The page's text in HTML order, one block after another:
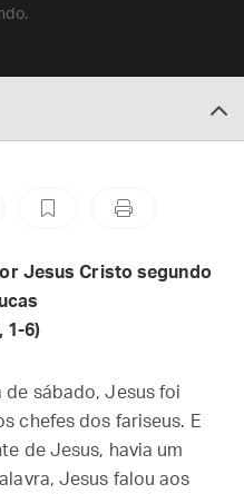
Jesus Cristo segundo
1-6)
de sábado, Jesus foi
chefes dos fariseus. E
de Jesus, havia um
Jesus falou aos